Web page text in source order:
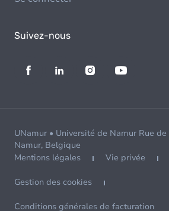
Suivez-nous
UNamur • Université de Namur Rue
Namur, Belgique
Mentions légales
Vie privée
Gestion des cookies
Conditions générales de facturation